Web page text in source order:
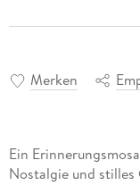
Merken
Ein
Nostalgie und stilles